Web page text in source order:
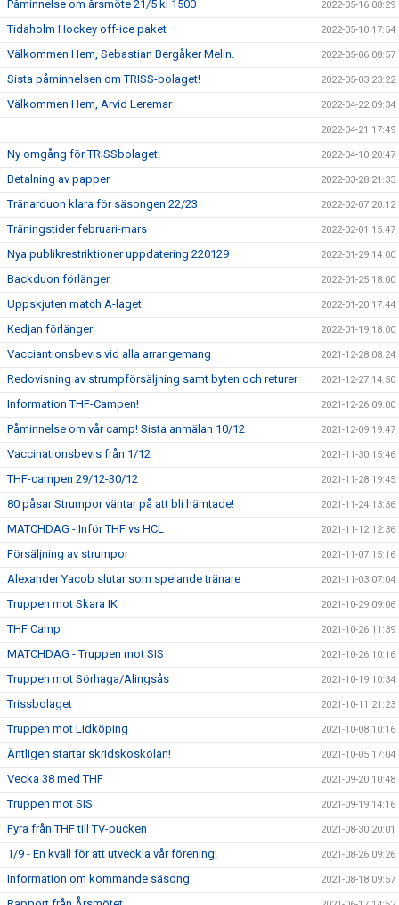
Påminnelse om årsmöte 21/5 kl 1500 2022-05-16 08:29
Tidaholm Hockey off-ice paket 2022-05-10 17:54
Välkommen Hem, Sebastian Bergåker Melin. 2022-05-06 08:57
Sista påminnelsen om TRISS-bolaget! 2022-05-03 23:22
Välkommen Hem, Arvid Leremar 2022-04-22 09:34
2022-04-21 17:49
Ny omgång för TRISSbolaget! 2022-04-10 20:47
Betalning av papper 2022-03-28 21:33
Tränarduon klara för säsongen 22/23 2022-02-07 20:12
Träningstider februari-mars 2022-02-01 15:47
Nya publikrestriktioner uppdatering 220129 2022-01-29 14:00
Backduon förlänger 2022-01-25 18:00
Uppskjuten match A-laget 2022-01-20 17:44
Kedjan förlänger 2022-01-19 18:00
Vacciantionsbevis vid alla arrangemang 2021-12-28 08:24
Redovisning av strumpförsäljning samt byten och returer 2021-12-27 14:50
Information THF-Campen! 2021-12-26 09:00
Påminnelse om vår camp! Sista anmälan 10/12 2021-12-09 19:47
Vaccinationsbevis från 1/12 2021-11-30 15:46
THF-campen 29/12-30/12 2021-11-28 19:45
80 påsar Strumpor väntar på att bli hämtade! 2021-11-24 13:36
MATCHDAG - Inför THF vs HCL 2021-11-12 12:36
Försäljning av strumpor 2021-11-07 15:16
Alexander Yacob slutar som spelande tränare 2021-11-03 07:04
Truppen mot Skara IK 2021-10-29 09:06
THF Camp 2021-10-26 11:39
MATCHDAG - Truppen mot SIS 2021-10-26 10:16
Truppen mot Sörhaga/Alingsås 2021-10-19 10:34
Trissbolaget 2021-10-11 21:23
Truppen mot Lidköping 2021-10-08 10:16
Äntligen startar skridskoskolan! 2021-10-05 17:04
Vecka 38 med THF 2021-09-20 10:48
Truppen mot SIS 2021-09-19 14:16
Fyra från THF till TV-pucken 2021-08-30 20:01
1/9 - En kväll för att utveckla vår förening! 2021-08-26 09:26
Information om kommande säsong 2021-08-18 09:57